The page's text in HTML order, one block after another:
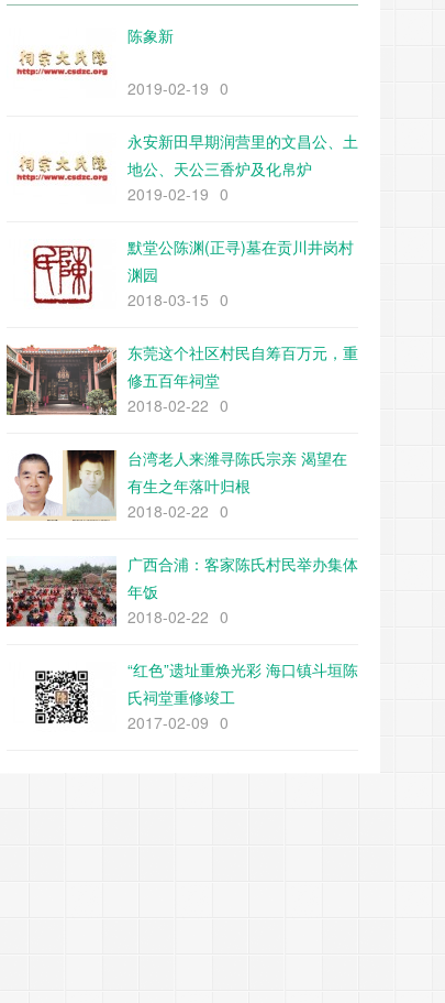
陈象新
2019-02-19 0
永安新田早期润营里的文昌公、土
地公、天公三香炉及化帛炉
2019-02-19 0
默堂公陈渊(正寻)墓在贡川井岗村
渊园
2018-03-15 0
东莞这个社区村民自筹百万元，重
修五百年祠堂
2018-02-22 0
台湾老人来潍寻陈氏宗亲 渴望在
有生之年落叶归根
2018-02-22 0
广西合浦：客家陈氏村民举办集体
年饭
2018-02-22 0
“红色”遗址重焕光彩 海口镇斗垣陈
氏祠堂重修竣工
2017-02-09 0